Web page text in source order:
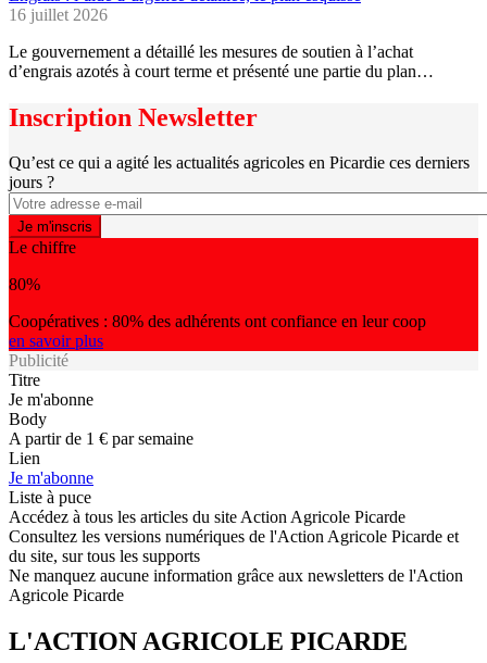
16 juillet 2026
Le gouvernement a détaillé les mesures de soutien à l’achat
d’engrais azotés à court terme et présenté une partie du plan…
Inscription Newsletter
Qu’est ce qui a agité les actualités agricoles en Picardie ces derniers
jours ?
Le chiffre
80%
Coopératives : 80% des adhérents ont confiance en leur coop
en savoir plus
Publicité
Titre
Je m'abonne
Body
A partir de 1 € par semaine
Lien
Je m'abonne
Liste à puce
Accédez à tous les articles du site Action Agricole Picarde
Consultez les versions numériques de l'Action Agricole Picarde et
du site, sur tous les supports
Ne manquez aucune information grâce aux newsletters de l'Action
Agricole Picarde
L'ACTION AGRICOLE PICARDE